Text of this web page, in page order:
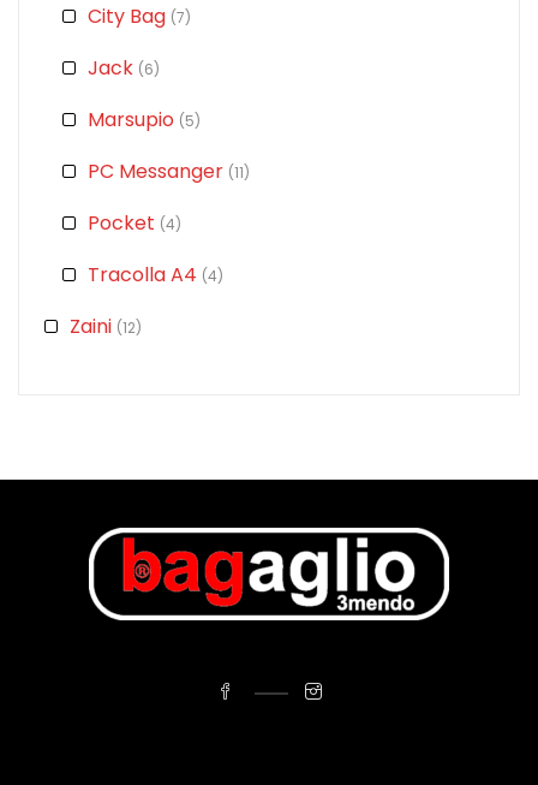
City Bag (7)
Jack (6)
Marsupio (5)
PC Messanger (11)
Pocket (4)
Tracolla A4 (4)
Zaini (12)